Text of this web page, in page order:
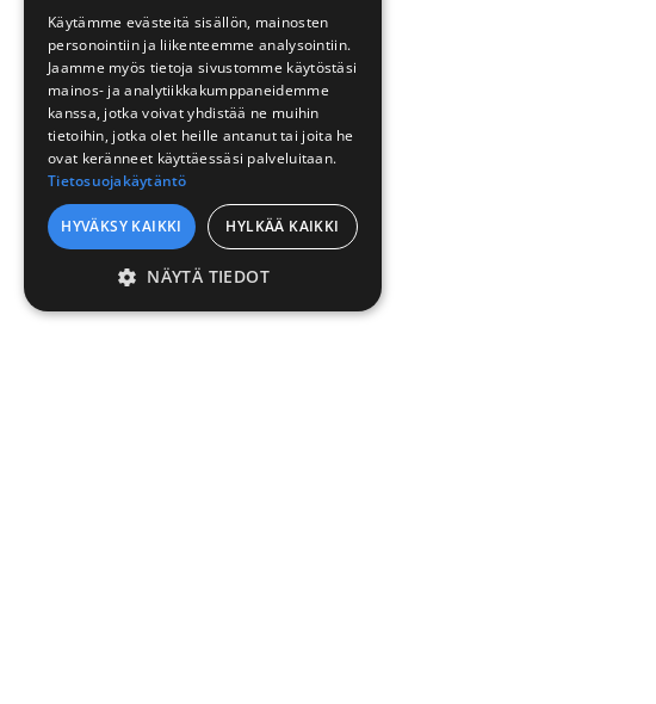
Käytämme evästeitä sisällön, mainosten
personointiin ja liikenteemme analysointiin.
Jaamme myös tietoja sivustomme käytöstäsi
mainos- ja analytiikkakumppaneidemme
kanssa, jotka voivat yhdistää ne muihin
tietoihin, jotka olet heille antanut tai joita he
ovat keränneet käyttäessäsi palveluitaan.
Tietosuojakäytäntö
HYVÄKSY KAIKKI HYLKÄÄ KAIKKI
NÄYTÄ TIEDOT
EHDOTTOMASTI